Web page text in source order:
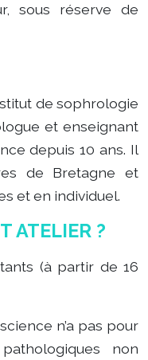
sous réserve de
de sophrologie
et enseignant
depuis 10 ans. Il
de Bretagne et
et en individuel.
ATELIER ?
(à partir de 16
n’a pas pour
non